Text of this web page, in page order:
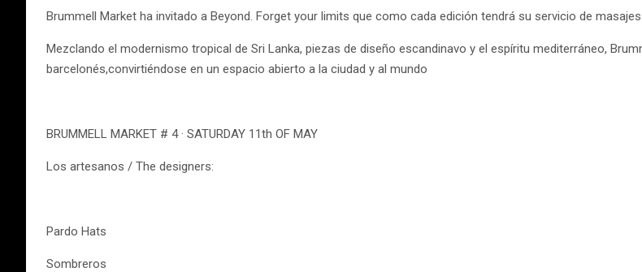
Brummell Market ha invitado a Beyond. Forget your limits que como cada edición tendrá su servicio de
Mezclando el modernismo tropical de Sri Lanka, piezas de diseño escandinavo y el espíritu mediterráneo,
barcelonés,convirtiéndose en un espacio abierto a la ciudad y al mundo
BRUMMELL MARKET # 4 · SATURDAY 11th OF MAY
Los artesanos / The designers:
Pardo Hats
Sombreros